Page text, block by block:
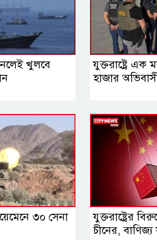
খুলবে
যুক্তরাষ্ট্রে এক
হাজার
৩০ সেনা
যুক্তরাষ্ট্রের
চীনের, বাণিজ্য